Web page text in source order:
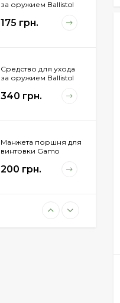
за оружием Ballistol
175 грн.
Средство для ухода
за оружием Ballistol
340 грн.
Манжета поршня для
винтовки Gamo
200 грн.